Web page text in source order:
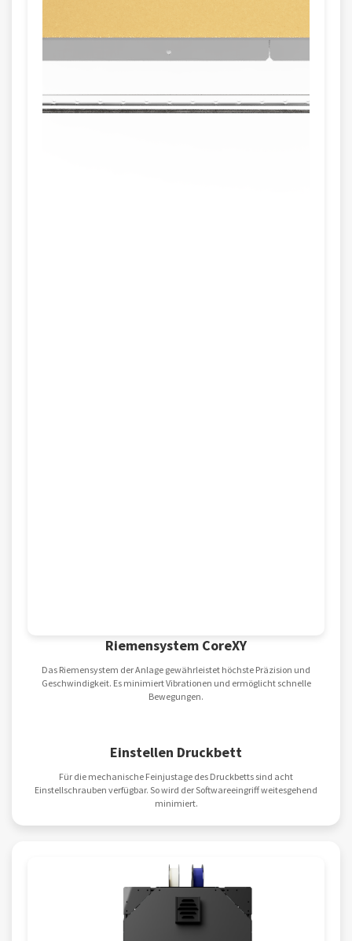
Riemensystem CoreXY
Das Riemensystem der Anlage gewährleistet höchste Präzision und
Geschwindigkeit. Es minimiert Vibrationen und ermöglicht schnelle
Bewegungen.
Einstellen Druckbett
Für die mechanische Feinjustage des Druckbetts sind acht
Einstellschrauben verfügbar. So wird der Softwareeingriff weitesgehend
minimiert.